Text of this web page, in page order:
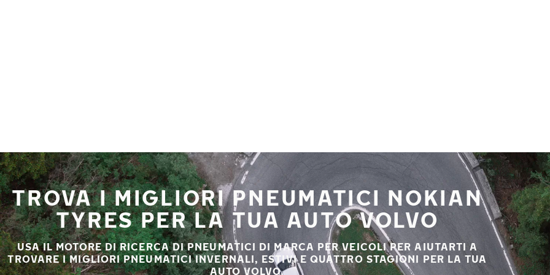
TROVA I MIGLIORI PNEUMATICI NOKIAN
TYRES PER LA TUA AUTO VOLVO
USA IL MOTORE DI RICERCA DI PNEUMATICI DI MARCA PER VEICOLI PER AIUTARTI A
TROVARE I MIGLIORI PNEUMATICI INVERNALI, ESTIVI E QUATTRO STAGIONI PER LA TUA
AUTO VOLVO.